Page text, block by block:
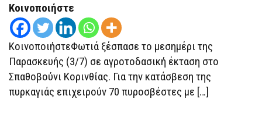
ΕΝΑΈΡΙΑ
Κοινοποιήστε
ΚοινοποιήστεΦωτιά ξέσπασε το μεσημέρι της
Παρασκευής (3/7) σε αγροτοδασική έκταση στο
Σπαθοβούνι Κορινθίας. Για την κατάσβεση της
πυρκαγιάς επιχειρούν 70 πυροσβέστες με […]